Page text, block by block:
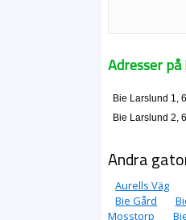
Adresser
Bie Larslund 1,
Bie Larslund 2,
Andra
Aurells Väg
Bie Gård
Mosstorp